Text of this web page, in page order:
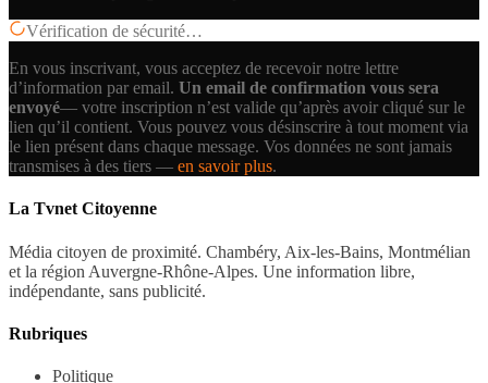
Vérification de sécurité…
En vous inscrivant, vous acceptez de recevoir notre lettre
d’information par email. Un email de confirmation vous sera
envoyé— votre inscription n’est valide qu’après avoir cliqué sur le
lien qu’il contient. Vous pouvez vous désinscrire à tout moment via
le lien présent dans chaque message. Vos données ne sont jamais
transmises à des tiers — en savoir plus.
La Tvnet Citoyenne
Média citoyen de proximité. Chambéry, Aix-les-Bains, Montmélian
et la région Auvergne-Rhône-Alpes. Une information libre,
indépendante, sans publicité.
Rubriques
Politique